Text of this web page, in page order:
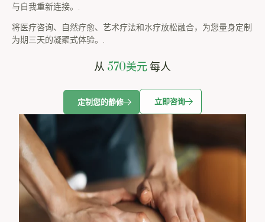
与自我重新连接。.
将医疗咨询、自然疗愈、艺术疗法和水疗放松融合，为您量身定制
为期三天的凝聚式体验。.
从 570美元每人
定制您的静修 立即咨询